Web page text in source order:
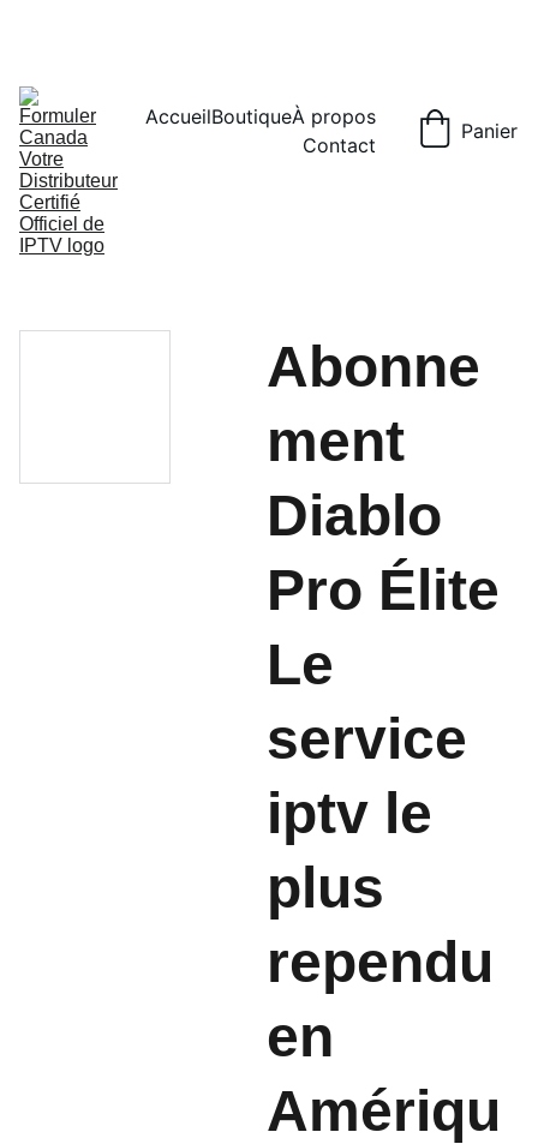
AccueilBoutiqueÀ propos
Contact
Panier
Abonne
ment
Diablo
Pro Élite
Le
service
iptv le
plus
rependu
en
Amériqu